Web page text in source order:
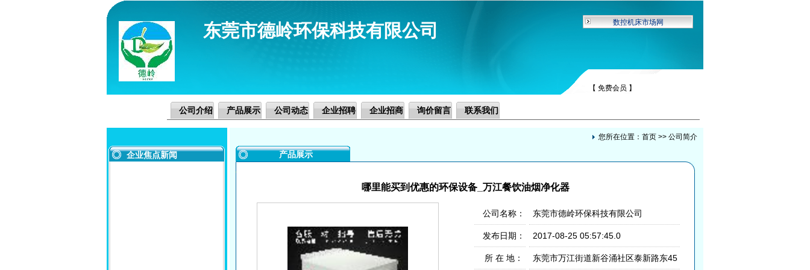
东莞市德岭环保科技有限公司 数控机床市场网
【 免费会员 】
公司介绍 产品展示 公司动态 企业招聘 企业招商 询价留言 联系我们
您所在位置： 首页 >> 公司简介
企业焦点新闻 产品展示
哪里能买到优惠的环保设备_万江餐饮油烟净化器
公司名称：
发布日期：
所 在 地：
东莞市德岭环保科技有限公司
2017-08-25 05:57:45.0
东莞市万江街道新谷涌社区泰新路东45